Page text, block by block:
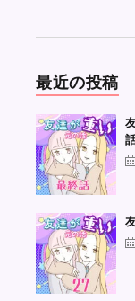
最近の投稿